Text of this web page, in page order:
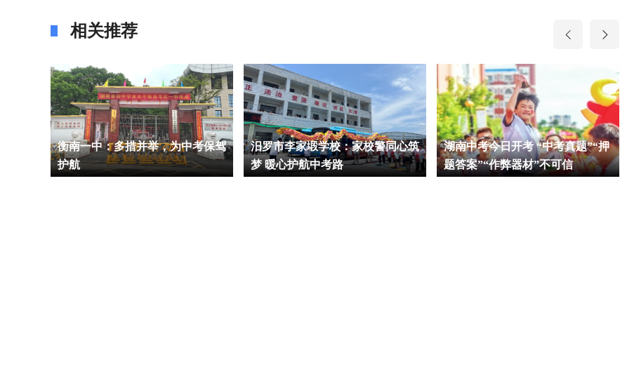
相关推荐
衡南一中：多措并举，为中考保驾
护航
汨罗市李家塅学校：家校警同心筑
梦 暖心护航中考路
湖南中考今日开考 “中考真题”“押
题答案”“作弊器材”不可信